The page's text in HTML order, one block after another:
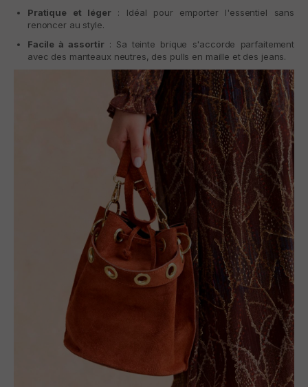
Pratique et léger: Idéal pour emporter l'essentiel sans
renoncer au style.
Facile à assortir: Sa teinte brique s'accorde parfaitement
avec des manteaux neutres, des pulls en maille et des jeans.